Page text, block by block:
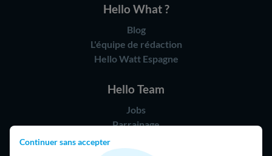
Continuer sans accepter
Hello What ?
Blog
L'équipe de rédaction
Hello Watt Espagne
Hello Team
Jobs
Parrainage
Rejoindre notre réseau d'artisans